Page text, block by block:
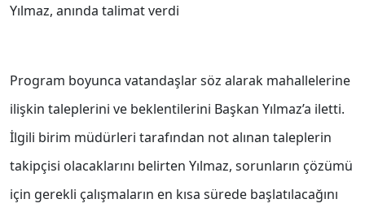
Yılmaz, anında talimat verdi
Program boyunca vatandaşlar söz alarak mahallelerine
ilişkin taleplerini ve beklentilerini Başkan Yılmaz’a iletti.
İlgili birim müdürleri tarafından not alınan taleplerin
takipçisi olacaklarını belirten Yılmaz, sorunların çözümü
için gerekli çalışmaların en kısa sürede başlatılacağını